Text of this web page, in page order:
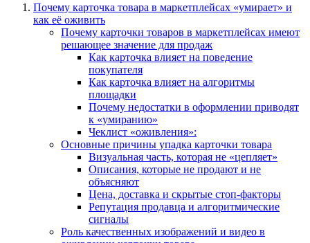
Почему карточка товара в маркетплейсах «умирает» и
как её оживить
Почему карточки товаров в маркетплейсах имеют
решающее значение для продаж
Как карточка влияет на поведение
покупателя
Как карточка влияет на алгоритмы
площадки
Почему недостатки в оформлении приводят
к «умиранию»
Чеклист «оживления»:
Основные причины упадка карточки товара
Визуальная часть, которая не «цепляет»
Описания, которые не продают и не
объясняют
Цена, доставка и скрытые стоп-факторы
Репутация продавца и алгоритмические
сигналы
Роль качественных изображений и видео в